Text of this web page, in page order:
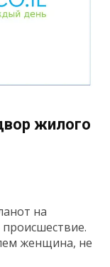
жилого
на
женщина, не